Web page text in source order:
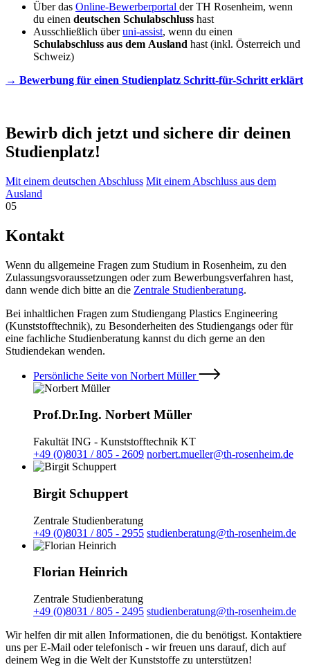
Über das Online-Bewerberportal der TH Rosenheim, wenn
du einen deutschen Schulabschluss hast
Ausschließlich überuni-assist, wenn du einen
Schulabschluss aus dem Ausland hast (inkl. Österreich und
Schweiz)
→ Bewerbung für einen Studienplatz Schritt-für-Schritt erklärt
Bewirb dich jetzt und sichere dir deinen
Studienplatz!
Mit einem deutschen Abschluss Mit einem Abschluss aus dem
Ausland
05
Kontakt
Wenn du allgemeine Fragen zum Studium in Rosenheim, zu den
Zulassungsvoraussetzungen oder zum Bewerbungsverfahren hast,
dann wende dich bitte an die Zentrale Studienberatung.
Bei inhaltlichen Fragen zum Studiengang Plastics Engineering
(Kunststofftechnik), zu Besonderheiten des Studiengangs oder für
eine fachliche Studienberatung kannst du dich gerne an den
Studiendekan wenden.
Persönliche Seite von Norbert Müller
Prof.Dr.Ing. Norbert Müller
Fakultät ING - Kunststofftechnik KT
+49 (0)8031 / 805 - 2609 norbert.mueller@th-rosenheim.de
Birgit Schuppert
Zentrale Studienberatung
+49 (0)8031 / 805 - 2955 studienberatung@th-rosenheim.de
Florian Heinrich
Zentrale Studienberatung
+49 (0)8031 / 805 - 2495 studienberatung@th-rosenheim.de
Wir helfen dir mit allen Informationen, die du benötigst. Kontaktiere
uns per E-Mail oder telefonisch - wir freuen uns darauf, dich auf
deinem Weg in die Welt der Kunststoffe zu unterstützen!